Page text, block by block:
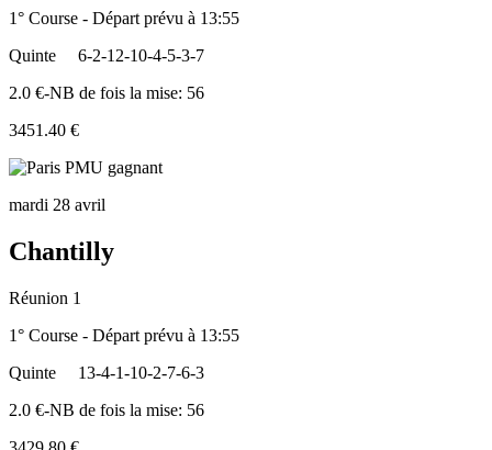
1° Course - Départ prévu à 13:55
Quinte
6-2-12-10-4-5-3-7
2.0 €-NB de fois la mise: 56
3451.40 €
mardi 28 avril
Chantilly
Réunion 1
1° Course - Départ prévu à 13:55
Quinte
13-4-1-10-2-7-6-3
2.0 €-NB de fois la mise: 56